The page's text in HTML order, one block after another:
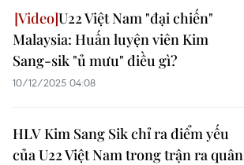
U22 Việt Nam "đại chiến"
Malaysia: Huấn luyện viên Kim
Sang-sik "ủ mưu" điều gì?
10/12/2025 04:08
HLV Kim Sang Sik chỉ ra điểm yếu
của U22 Việt Nam trong trận ra quân